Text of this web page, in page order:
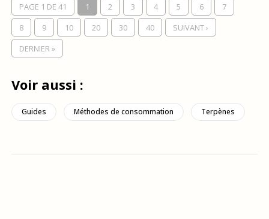
PAGE 1 DE 41 1 2 3 4 5 6
7
8
9 10 20 30 40
SUIVANT ›
DERNIER »
Voir aussi :
Guides Méthodes de consommation Terpènes